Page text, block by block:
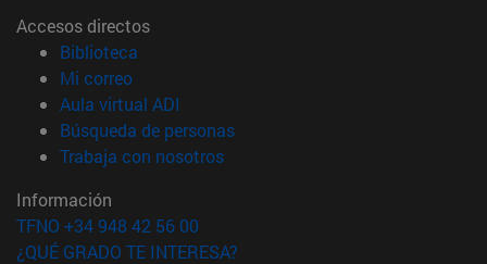
Accesos directos
Biblioteca
Mi correo(abre en nueva ventana)
Aula virtual ADI
Búsqueda de personas(abre en nueva ventana)
Trabaja con nosotros(abre en nueva ventana)
Información
TFNO +34 948 42 56 00
¿QUÉ GRADO TE INTERESA?